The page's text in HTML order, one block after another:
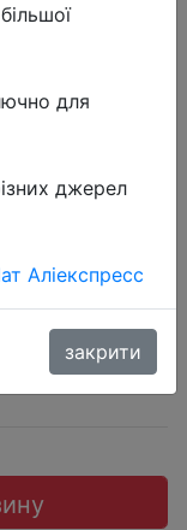
для
джерел
Аліекспресс
закрити